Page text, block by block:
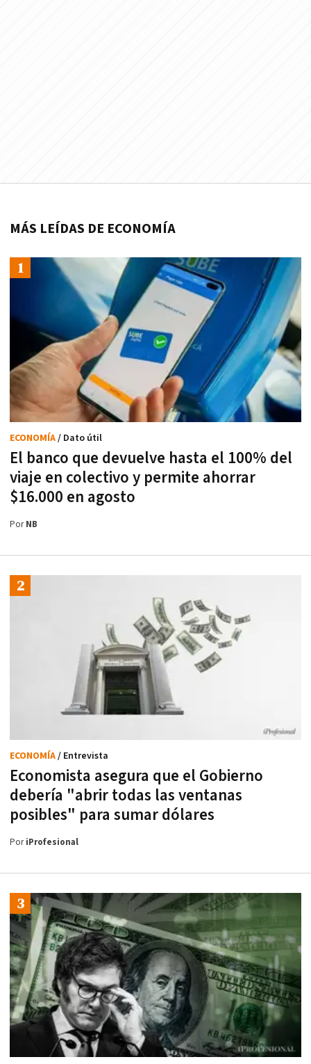
MÁS LEÍDAS DE ECONOMÍA
El banco que devuelve hasta el 100% del
viaje en colectivo y permite ahorrar
$16.000 en agosto
ECONOMÍA/ Dato útil
PorNB
Economista asegura que el Gobierno
debería "abrir todas las ventanas
posibles" para sumar dólares
ECONOMÍA/ Entrevista
PoriProfesional